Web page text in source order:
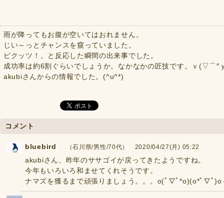
雨が降ってもお腹が空いてはおれません。
じい～っとチャンスを窺っていました。
ピクッツ！。と反応した瞬間の出来事でした。
成功率は約6割ぐらいでしょうか。なかなかの匠技です。ｖ(▽⌒″
akubiさんからの情報でした。(^u^*)
コメント
bluebird （石川県/男性/70代） 2020/04/27(月) 05:22
akubiさん、昨年のササゴイが戻ってきたようですね。
今年もいろいろ和ませてくれそうです。
ナマズを獲るまで頑張りましょう。。。o(ﾟ∇ﾟ*o)(o*ﾟ∇ﾟ)o